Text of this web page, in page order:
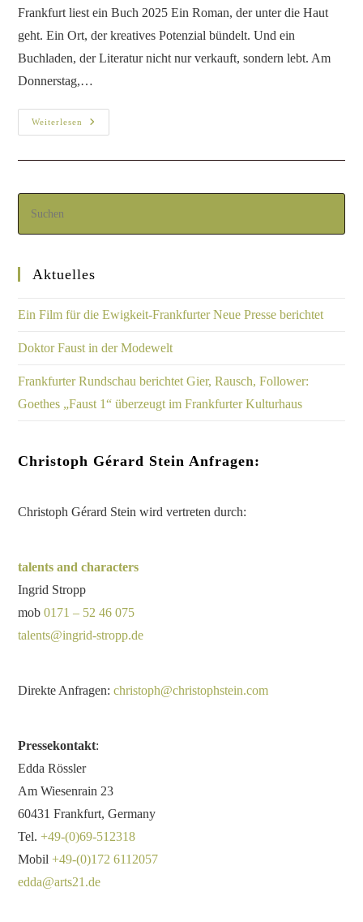
Frankfurt liest ein Buch 2025 Ein Roman, der unter die Haut
geht. Ein Ort, der kreatives Potenzial bündelt. Und ein
Buchladen, der Literatur nicht nur verkauft, sondern lebt. Am
Donnerstag,…
Weiterlesen
Aktuelles
Ein Film für die Ewigkeit-Frankfurter Neue Presse berichtet
Doktor Faust in der Modewelt
Frankfurter Rundschau berichtet Gier, Rausch, Follower:
Goethes „Faust 1“ überzeugt im Frankfurter Kulturhaus
Christoph Gérard Stein Anfragen:
Christoph Gérard Stein wird vertreten durch:
talents and characters
Ingrid Stropp
mob0171 – 52 46 075
talents@ingrid-stropp.de
Direkte Anfragen:christoph@christophstein.com
Pressekontakt:
Edda Rössler
Am Wiesenrain 23
60431 Frankfurt, Germany
Tel.+49-(0)69-512318
Mobil+49-(0)172 6112057
edda@arts21.de